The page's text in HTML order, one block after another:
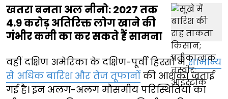
खतरा बनता अल नीनो: 2027 तक
4.9 करोड़ अतिरिक्त लोग खाने की
गंभीर कमी का कर सकते हैं सामना
वहीं दक्षिण अमेरिका के दक्षिण-पूर्वी हिस्सों मेंसामान्य
से अधिक बारिश और तेज तूफानों की आशंका जताई
गई है। इन अलग-अलग मौसमीय परिस्थितियों का